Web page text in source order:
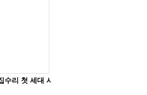
리 첫 세대 시공 완료